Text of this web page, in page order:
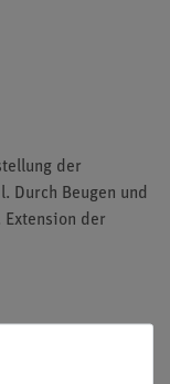
der
Durch Beugen und
Extension der